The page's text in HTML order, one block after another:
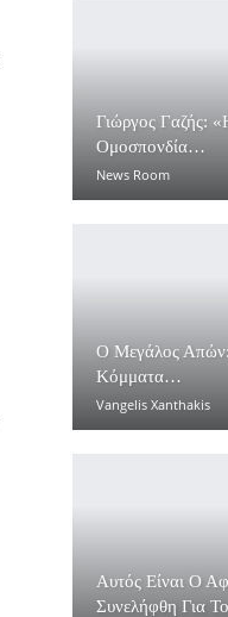
Γιώργος Γαζής:
Ομοσπονδία…
News Room
Ο Μεγάλος Απών:
Κόμματα…
Vangelis Xanthakis
Αυτός Είναι Ο
Συνελήφθη Για